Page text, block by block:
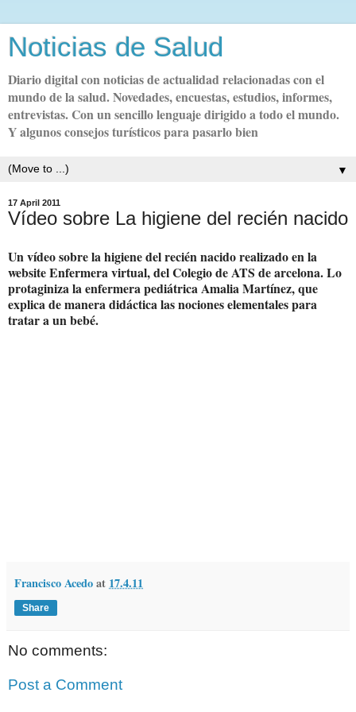
Noticias de Salud
Diario digital con noticias de actualidad relacionadas con el
mundo de la salud. Novedades, encuestas, estudios, informes,
entrevistas. Con un sencillo lenguaje dirigido a todo el mundo.
Y algunos consejos turísticos para pasarlo bien
▼
17 April 2011
Vídeo sobre La higiene del recién nacido
Un vídeo sobre la higiene del recién nacido realizado en la
website Enfermera virtual, del Colegio de ATS de arcelona. Lo
protaginiza la enfermera pediátrica Amalia Martínez, que
explica de manera didáctica las nociones elementales para
tratar a un bebé.
Francisco Acedoat 17.4.11
Share
No comments:
Post a Comment